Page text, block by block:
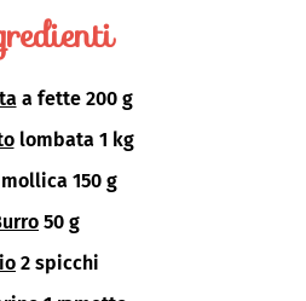
a fette 200 g
lombata 1 kg
mollica 150 g
50 g
2 spicchi